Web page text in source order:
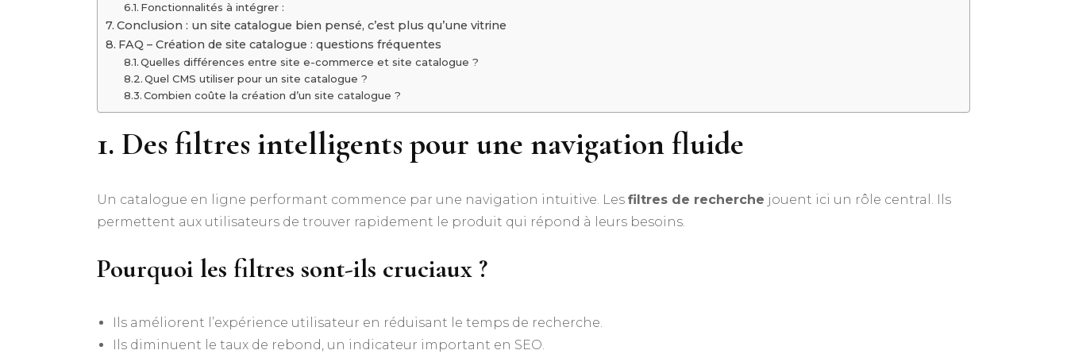
Fonctionnalités à intégrer :
Conclusion : un site catalogue bien pensé, c’est plus qu’une vitrine
FAQ – Création de site catalogue : questions fréquentes
Quelles différences entre site e-commerce et site catalogue ?
Quel CMS utiliser pour un site catalogue ?
Combien coûte la création d’un site catalogue ?
1. Des filtres intelligents pour une navigation fluide
Un catalogue en ligne performant commence par une navigation intuitive. Les filtres de recherche jouent ici un rôle central. Ils
permettent aux utilisateurs de trouver rapidement le produit qui répond à leurs besoins.
Pourquoi les filtres sont-ils cruciaux ?
Ils améliorent l’expérience utilisateur en réduisant le temps de recherche.
Ils diminuent le taux de rebond, un indicateur important en SEO.